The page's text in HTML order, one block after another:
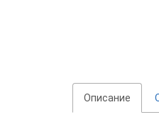
Описание